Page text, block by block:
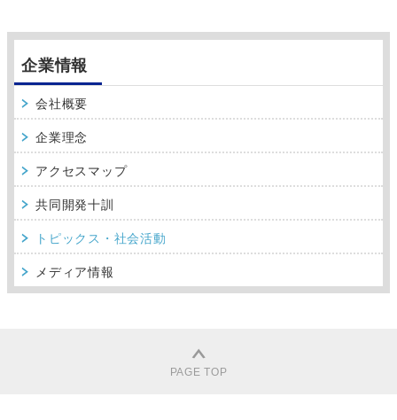
企業情報
会社概要
企業理念
アクセスマップ
共同開発十訓
トピックス・社会活動
メディア情報
PAGE TOP